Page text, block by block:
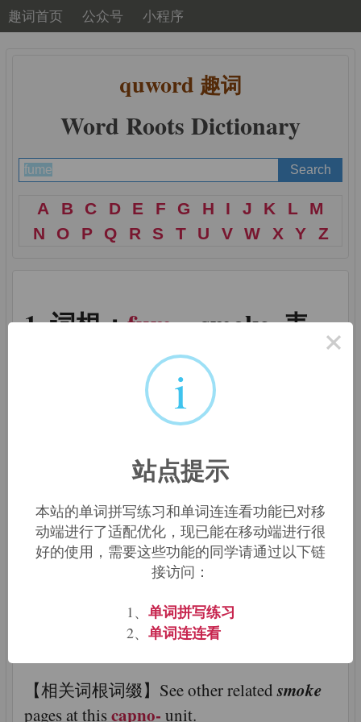
趣词首页 公众号 小程序
quword 趣词
Word Roots Dictionary
A B C D E F G H I J K L
M
N
O P Q R S T U V W X Y Z
词根：fum= smoke, 表
v. 冒烟；发怒
做]+ate→用烟来[消毒]）
perfumen. 香水（per到处+fume烟，气味
→到处冒香气）
词根词缀：fumi-, fum-
【来源及含义】Latin: smoke, vapor
【相关词根词缀】See other relatedsmoke
pages at thiscapno- unit.
×
i
站点提示
本站的单词拼写练习和单词连连看功能已对移
动端进行了适配优化，现已能在移动端进行很
好的使用，需要这些功能的同学请通过以下链
接访问：
1、 单词拼写练习
2、 单词连连看